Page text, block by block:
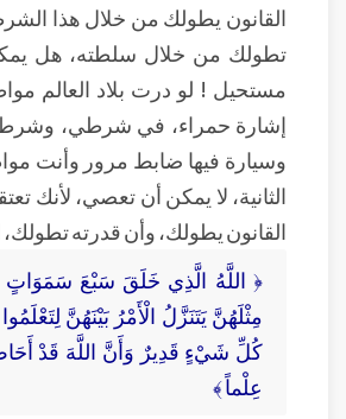
القانون يطولك من خلال هذا
تطولك من خلال سلطته، هل
مستحيل ! لو درت بلاد العالم
إشارة حمراء، في شرطي،
وسيارة فيها ضابط مرور وأنت
الثانية، لا يمكن أن تعصي، لأنك
القانون يطولك، وأن قدرته تطولك،
﴿ اللَّهُ الَّذِي خَلَقَ سَبْعَ
مِثْلَهُنَّ يَتَنَزَّلُ الْأَمْرُ بَيْنَهُنَّ
كُلِّ شَيْءٍ قَدِيرٌ وَأَنَّ اللَّهَ قَدْ
عِلْماً ﴾